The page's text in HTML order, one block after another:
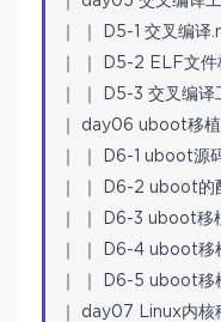
｜ ｜ D5-1 交叉编
｜ ｜ D5-2 ELF文
｜ ｜ D5-3 交叉编
｜ day06 uboot移植
｜ ｜ D6-1 uboot源
｜ ｜ D6-2 uboot的
｜ ｜ D6-3 uboot移
｜ ｜ D6-4 uboot移
｜ ｜ D6-5 uboot移
｜ day07 Linux内核